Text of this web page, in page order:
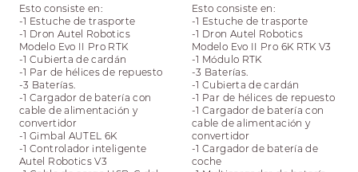
V3, Gimbal 6K
Esto consiste en:
-1 Estuche de trasporte
-1 Dron Autel Robotics
Modelo Evo II Pro RTK
-1 Cubierta de cardán
-1 Par de hélices de repuesto
-3 Baterías.
-1 Cargador de batería con
cable de alimentación y
convertidor
-1 Gimbal AUTEL 6K
-1 Controlador inteligente
Autel Robotics V3
Esto consiste en:
-1 Estuche de trasporte
-1 Dron Autel Robotics
Modelo Evo II Pro 6K RTK V3
-1 Módulo RTK
-3 Baterías.
-1 Cubierta de cardán
-1 Par de hélices de repuesto
-1 Cargador de batería con
cable de alimentación y
convertidor
-1 Cargador de batería de
coche